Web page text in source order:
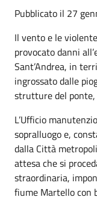
Pubblicato il 27
Il vento e le
provocato danni
Sant’Andrea, in
ingrossato dalle
strutture del
L’Ufficio
sopralluogo e,
dalla Città
attesa che si
straordinaria,
fiume Martello con